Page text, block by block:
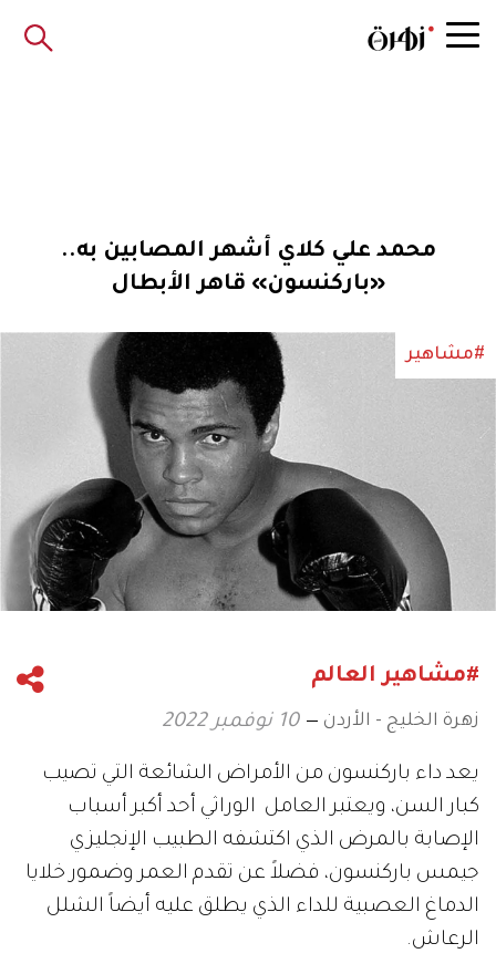
محمد علي كلاي أشهر المصابين به..
«باركنسون» قاهر الأبطال
#مشاهير
#مشاهير العالم
زهرة الخليج - الأردن 10 نوفمبر 2022
يعد داء باركنسون من الأمراض الشائعة التي تصيب
كبار السن، ويعتبر العامل الوراثي أحد أكبر أسباب
الإصابة بالمرض الذي اكتشفه الطبيب الإنجليزي
جيمس باركنسون، فضلاً عن تقدم العمر وضمور خلايا
الدماغ العصبية للداء الذي يطلق عليه أيضاً الشلل
الرعاش.